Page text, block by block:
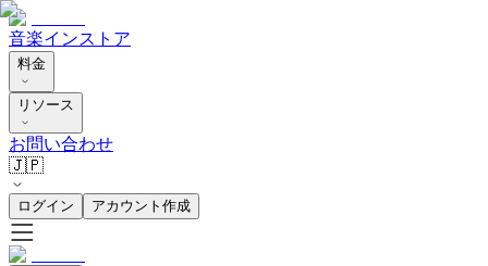
音楽インストア
料金
リソース
お問い合わせ
🇯🇵
ログイン アカウント作成